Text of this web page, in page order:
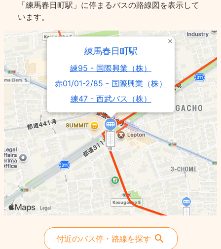
「練馬春日町駅」に停まるバスの路線図を表示して
います。
練馬春日町駅
練95 - 国際興業（株）
赤01/01-2/85 - 国際興業（株）
練47 - 西武バス（株）
付近のバス停・路線を探す